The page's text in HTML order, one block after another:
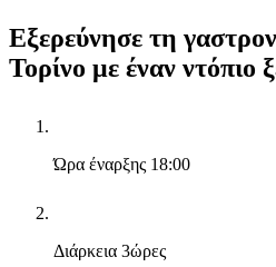
Εξερεύνησε τη
Τορίνο με έναν ντόπιο
Ώρα έναρξης 18:00
Διάρκεια 3ώρες